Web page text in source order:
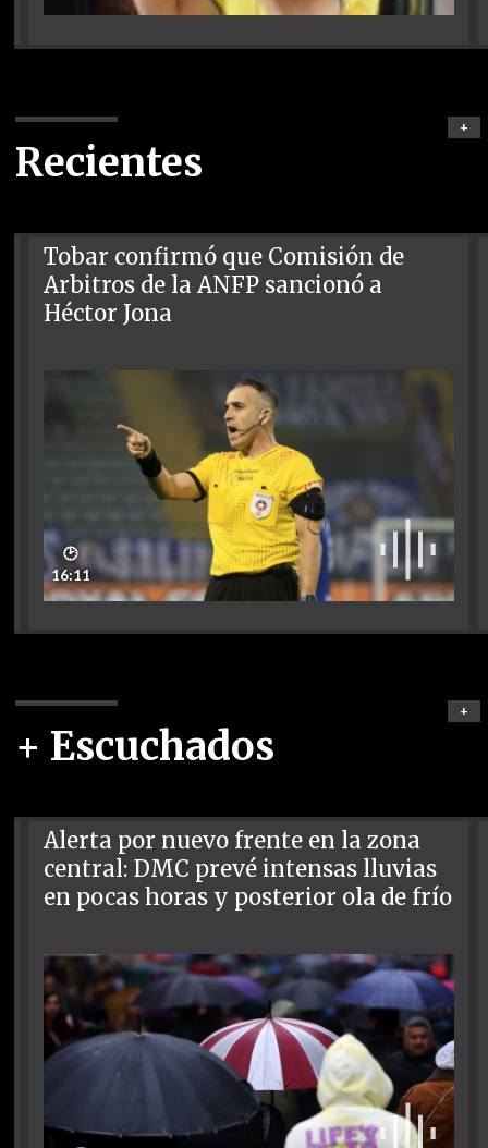
Recientes
+
Tobar confirmó que Comisión de
Arbitros de la ANFP sancionó a
Héctor Jona
🕑
16:11
+ Escuchados
+
Alerta por nuevo frente en la zona
central: DMC prevé intensas lluvias
en pocas horas y posterior ola de frío